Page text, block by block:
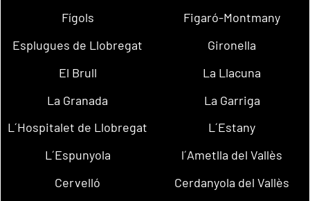
Fígols
Figaró-Montmany
Esplugues de Llobregat
Gironella
El Brull
La Llacuna
La Granada
La Garriga
L´Hospitalet de Llobregat
L´Estany
L´Espunyola
l´Ametlla del Vallès
Cervelló
Cerdanyola del Vallès